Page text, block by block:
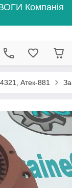
Компанія
Атек-881